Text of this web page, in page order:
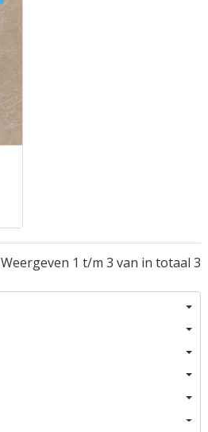
Weergeven 1 t/m 3 van in totaal 3